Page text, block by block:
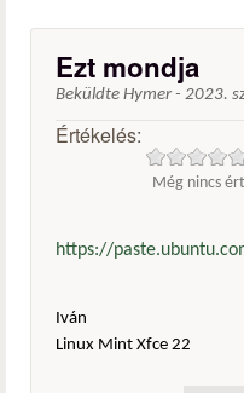
Ezt mondja
Beküldte Hymer- 2023.
Értékelés:
Még nincs
https://
Iván
Linux Mint Xfce 22